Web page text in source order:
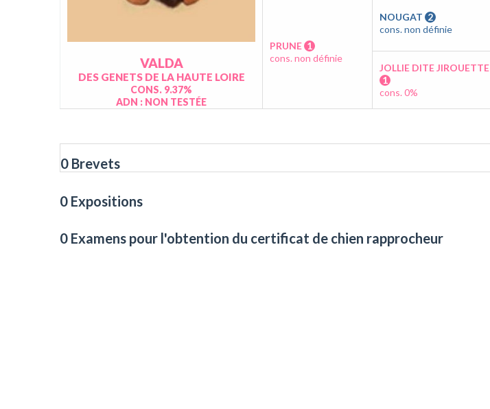
VALDA
DES GENETS DE LA HAUTE LOIRE
CONS. 9.37%
ADN : NON TESTÉE
PRUNE 1
cons. non définie
NOUGAT 2
cons. non définie
JOLLIE DITE JIROUETTE
1
cons. 0%
0 Brevets
0 Expositions
0 Examens pour l'obtention du certificat de chien rapprocheur